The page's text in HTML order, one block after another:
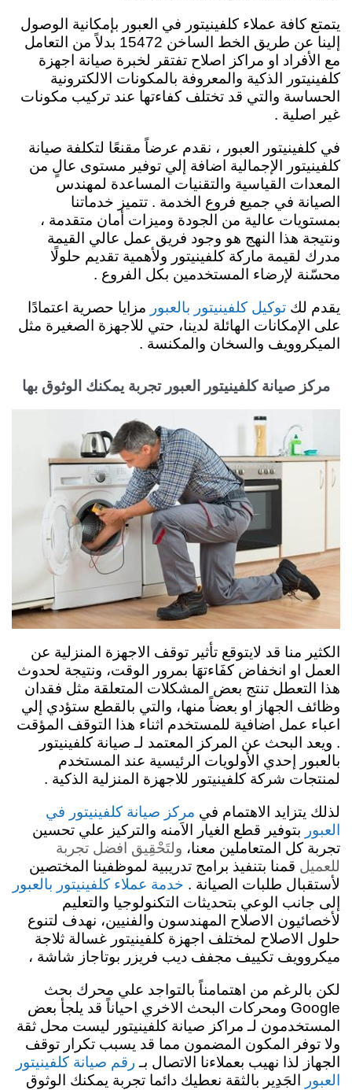
يتمتع كافة عملاء كلفينيتور في العبور بإمكانية الوصول
إلينا عن طريق الخط الساخن 15472 بدلاً من التعامل
مع الأفراد او مراكز اصلاح تفتقر لخبرة صيانة اجهزة
كلفينيتور الذكية والمعروفة بالمكونات الالكترونية
الحساسة والتي قد تختلف كفاءتها عند تركيب مكونات
غير اصلية .
في كلفينيتور العبور ، نقدم عرضاً مقنعًا لتكلفة صيانة
كلفينيتور الإجمالية اضافة إلي توفير مستوى عالٍ من
المعدات القياسية والتقنيات المساعدة لمهندس
الصيانة في جميع فروع الخدمة . تتميز خدماتنا
بمستويات عالية من الجودة وميزات أمان متقدمة ،
ونتيجة هذا النهج هو وجود فريق عمل عالي القيمة
مدرك لقيمة ماركة كلفينيتور ولأهمية تقديم حلولًا
محسّنة لإرضاء المستخدمين بكل الفروع .
يقدم لك توكيل كلفينيتور بالعبور
مزايا حصرية اعتمادًا
على الإمكانات الهائلة لدينا، حتي للاجهزة الصغيرة مثل
الميكروويف والسخان والمكنسة .
مركز صيانة كلفينيتور العبور تجربة يمكنك الوثوق بها
الكثير منا قد لايتوقع تأثير توقف الاجهزة المنزلية عن
العمل او انخفاض كفَاءتهَا بمرور الوقت، ونتيجة لحدوث
هذا التعطل تنتج بعض المشكلات المتعلقة مثل فقدان
وظائف الجهاز او بعضاً منها، والتي بالقطع ستؤدي إلي
اعباء عمل اضافية للمستخدم اثناء هذا التوقف المؤقت
. ويعد البحث عن المركز المعتمد لـ صيانة كلفينيتور
بالعبور إحدي الأولويات الرئيسية عند المستخدم
لمنتجات شركة كلفينيتور للاجهزة المنزلية الذكية .
لذلك يتزايد الاهتمام في مركز صيانة كلفينيتور في
العبور
بتوفير قطع الغيار الاَمنه والتركيز علي تحسين
تجربة كل المتعاملين معنا، ولتَحْقِيق افضل تجربة
للعميل قمنا بتنفيذ برامج تدريبية لموظفينا المختصين
لأستقبال طلبات الصيانة . خدمة عملاء كلفينيتور بالعبور
إلى جانب الوعي بتحديثات التكنولوجيا والتعليم
لأخصائيون الاصلاح المهندسون والفنيين، نهدف لتنوع
حلول الاصلاح لمختلف اجهزة كلفينيتور غسالة ثلاجة
ميكروويف تكييف مجفف ديب فريزر بوتاجاز شاشة ،
لكن بالرغم من اهتمامناً بالتواجد علي محرك بحث
Google ومحركات البحث الاخري احياناً قد يلجأ بعض
المستخدمون لـ مراكز صيانة كلفينيتور ليست محل ثقة
ولا توفر المكون المضمون مما قد يسبب تكرار توقف
الجهاز لذا نهيب بعملاءنا الاتصال بـ رقم صيانة كلفينيتور
العبور
الجَدِير بالثقة نعطيك دائما تجربة يمكنك الوثوق